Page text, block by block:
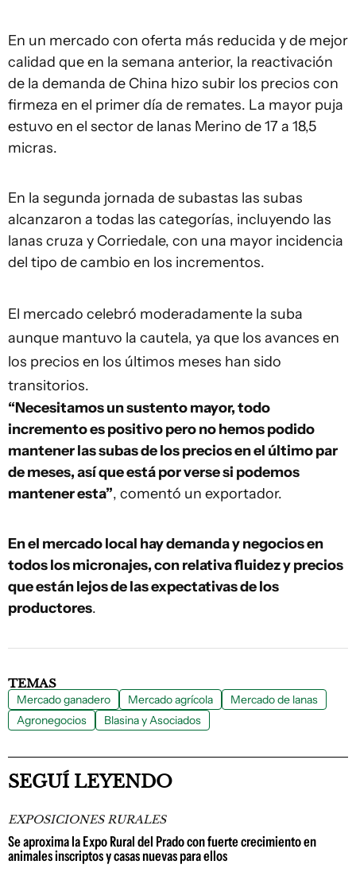
En un mercado con oferta más reducida y de mejor
calidad que en la semana anterior, la reactivación
de la demanda de China hizo subir los precios con
firmeza en el primer día de remates. La mayor puja
estuvo en el sector de lanas Merino de 17 a 18,5
micras.
En la segunda jornada de subastas las subas
alcanzaron a todas las categorías, incluyendo las
lanas cruza y Corriedale, con una mayor incidencia
del tipo de cambio en los incrementos.
El mercado celebró moderadamente la suba
aunque mantuvo la cautela, ya que los avances en
los precios en los últimos meses han sido
transitorios.
“Necesitamos un sustento mayor, todo
incremento es positivo pero no hemos podido
mantener las subas de los precios en el último par
de meses, así que está por verse si podemos
mantener esta”, comentó un exportador.
En el mercado local hay demanda y negocios en
todos los micronajes, con relativa fluidez y precios
que están lejos de las expectativas de los
productores.
TEMAS
Mercado ganadero Mercado agrícola
Mercado de lanas
Agronegocios
Blasina y Asociados
SEGUÍ LEYENDO
EXPOSICIONES RURALES
Se aproxima la Expo Rural del Prado con fuerte crecimiento en
animales inscriptos y casas nuevas para ellos